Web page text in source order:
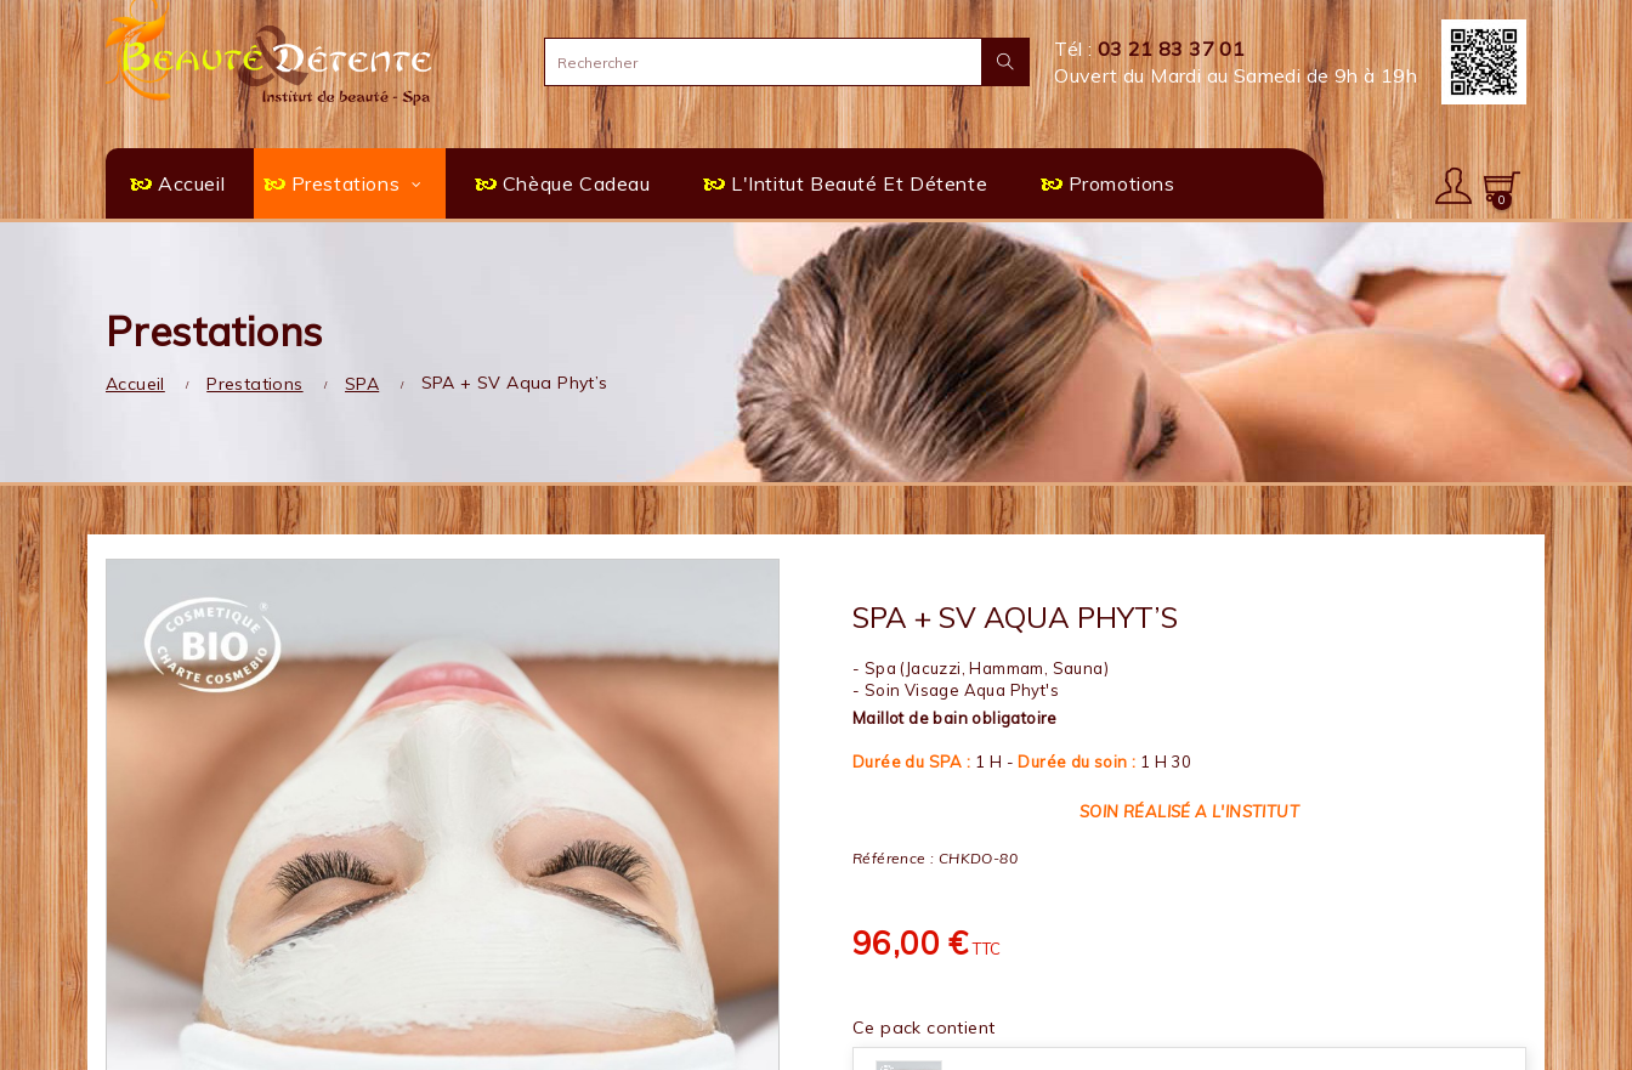
Tél : 03 21 83 37 01
Ouvert du Mardi au Samedi de 9h à 19h
Accueil Prestations Chèque Cadeau L'Intitut Beauté Et Détente Promotions
0
Prestations
Accueil Prestations SPA SPA + SV Aqua Phyt’s
SPA + SV AQUA PHYT’S
- Spa (Jacuzzi, Hammam, Sauna)
- Soin Visage Aqua Phyt's
Maillot de bain obligatoire
Durée du SPA : 1 H - Durée du soin : 1 H 30
SOIN RÉALISÉ A L'INSTITUT
Référence : CHKDO-80
96,00 € TTC
Ce pack contient